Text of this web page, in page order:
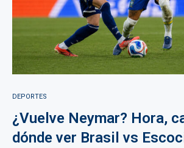
DEPORTES
¿Vuelve Neymar? Hora,
dónde ver Brasil vs